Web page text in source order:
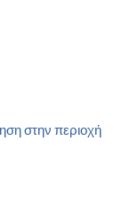
στην περιοχή